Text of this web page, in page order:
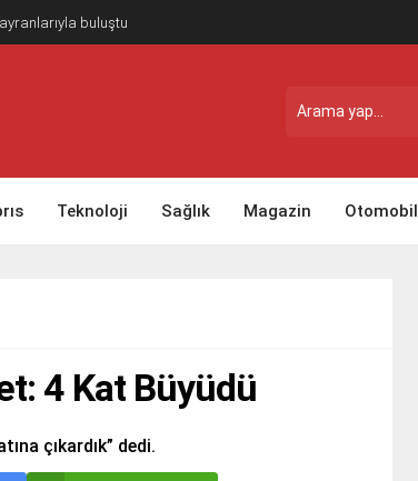
buluştu
Teknoloji Sağlık Magazin Otomobil
4 Kat Büyüdü
çıkardık” dedi.